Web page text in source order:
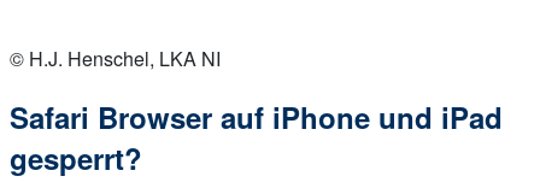
© H.J. Henschel, LKA NI
Safari Browser auf iPhone und iPad
gesperrt?